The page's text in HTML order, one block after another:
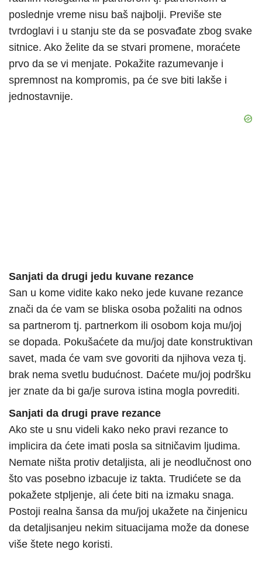
poslednje vreme nisu baš najbolji. Previše ste
tvrdoglavi i u stanju ste da se posvađate zbog svake
sitnice. Ako želite da se stvari promene, moraćete
prvo da se vi menjate. Pokažite razumevanje i
spremnost na kompromis, pa će sve biti lakše i
jednostavnije.
Sanjati da drugi jedu kuvane rezance
San u kome vidite kako neko jede kuvane rezance
znači da će vam se bliska osoba požaliti na odnos
sa partnerom tj. partnerkom ili osobom koja mu/joj
se dopada. Pokušaćete da mu/joj date konstruktivan
savet, mada će vam sve govoriti da njihova veza tj.
brak nema svetlu budućnost. Daćete mu/joj podršku
jer znate da bi ga/je surova istina mogla povrediti.
Sanjati da drugi prave rezance
Ako ste u snu videli kako neko pravi rezance to
implicira da ćete imati posla sa sitničavim ljudima.
Nemate ništa protiv detaljista, ali je neodlučnost ono
što vas posebno izbacuje iz takta. Trudićete se da
pokažete stpljenje, ali ćete biti na izmaku snaga.
Postoji realna šansa da mu/joj ukažete na činjenicu
da detaljisanjeu nekim situacijama može da donese
više štete nego koristi.